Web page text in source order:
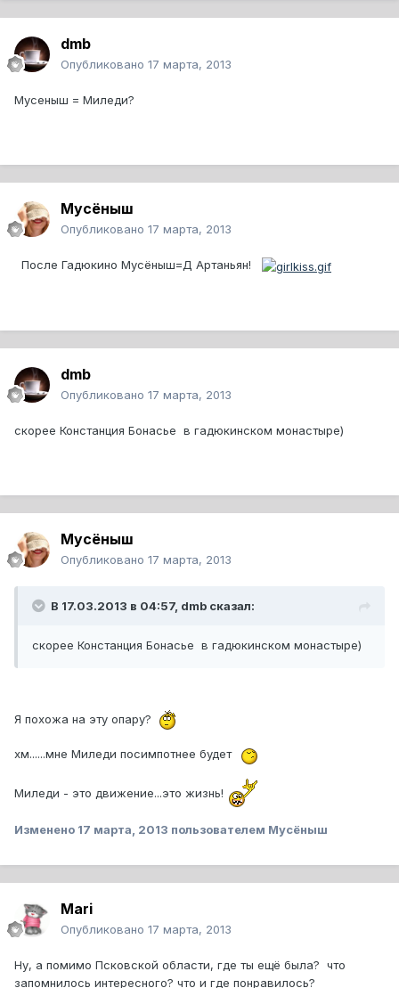
dmb
Опубликовано 17 марта, 2013
Мусеныш = Миледи?
Мусёныш
Опубликовано 17 марта, 2013
После Гадюкино Мусёныш=Д Артаньян!
dmb
Опубликовано 17 марта, 2013
скорее Констанция Бонасье в гадюкинском монастыре)
Мусёныш
Опубликовано 17 марта, 2013
В 17.03.2013 в 04:57, dmb сказал:
скорее Констанция Бонасье в гадюкинском монастыре)
Я похожа на эту опару?
хм......мне Миледи посимпотнее будет
Миледи - это движение...это жизнь!
Изменено 17 марта, 2013 пользователем Мусёныш
Mari
Опубликовано 17 марта, 2013
Ну, а помимо Псковской области, где ты ещё была? что
запомнилось интересного? что и где понравилось?